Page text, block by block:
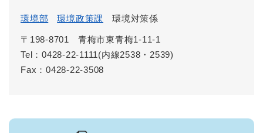
環境部 環境政策課 環境対策係
〒198-8701
青梅市東青梅1-11-1
Tel：0428-22-1111(内線2538・2539)
Fax：0428-22-3508